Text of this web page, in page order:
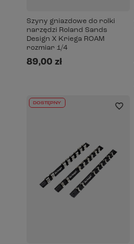
Szyny gniazdowe do rolki
narzędzi Roland Sands
Design X Kriega ROAM
rozmiar 1/4
89,00 zł
DOSTĘPNY